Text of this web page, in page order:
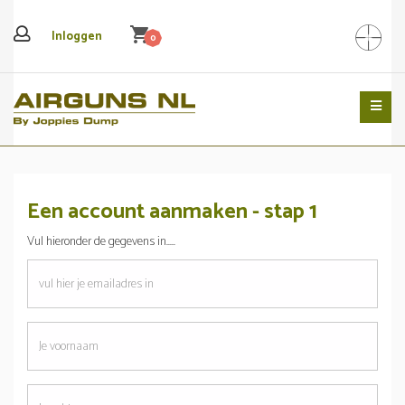
Inloggen shopping_cart0 Search
Een account aanmaken - stap 1
Vul hieronder de gegevens in.....
emailadres
Je
voornaam
Je